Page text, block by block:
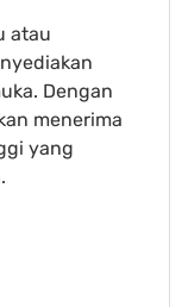
atau
Dengan
menerima
yang